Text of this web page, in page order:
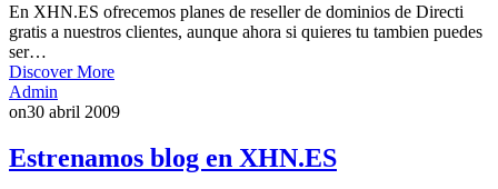
En XHN.ES ofrecemos planes de reseller de dominios de Directi
gratis a nuestros clientes, aunque ahora si quieres tu tambien puedes
ser…
Discover More
Admin
on30 abril 2009
Estrenamos blog en XHN.ES